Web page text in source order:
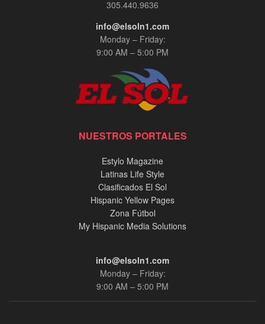
305.440.9636
info@elsoln1.com
Monday – Friday:
9:00 AM – 5:00 PM
NUESTROS PORTALES
Estylo Magazine
Latinas Life Style
Clasificados El Sol
Hispanic Yellow Pages
Zona Fútbol
My Hispanic Media Solutions
info@elsoln1.com
Monday – Friday:
9:00 AM – 5:00 PM